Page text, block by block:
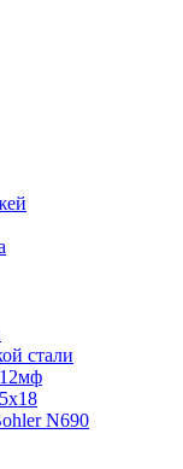
стали
N690